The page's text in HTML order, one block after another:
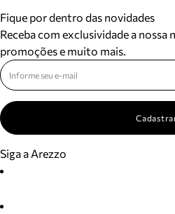
Fique por dentro das novidades
Receba com exclusividade a
promoções e muito mais.
Siga a Arezzo